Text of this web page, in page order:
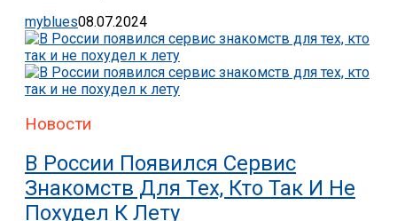
myblues08.07.2024
Новости
В России Появился Сервис
Знакомств Для Тех, Кто Так И Не
Похудел К Лету